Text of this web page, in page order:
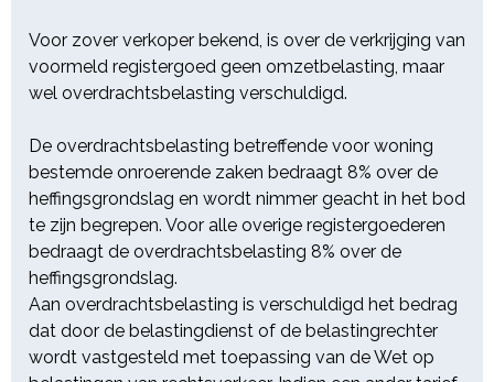
is afgeweken.
De veilingvoorwaarden liggen
bovengenoemde notarissen.
Tot en met 23 juni 2026 kan
onderhands schriftelijk een bod
worden uitgebracht ten kantore
van bovengenoemde notarissen.
Zoals bekend, dienen alle bieders
en mijners te voldoen aan de
vereisten voor het uitbrengen van
Voor zover verkoper bekend, is over de verkrijging van
voormeld registergoed geen omzetbelasting, maar
wel overdrachtsbelasting verschuldigd.
De overdrachtsbelasting betreffende voor woning
bestemde onroerende zaken bedraagt 8% over de
heffingsgrondslag en wordt nimmer geacht in het bod
te zijn begrepen. Voor alle overige registergoederen
bedraagt de overdrachtsbelasting 8% over de
heffingsgrondslag.
Aan overdrachtsbelasting is verschuldigd het bedrag
dat door de belastingdienst of de belastingrechter
wordt vastgesteld met toepassing van de Wet op